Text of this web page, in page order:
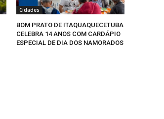
Cidades
BOM PRATO DE ITAQUAQUECETUBA
CELEBRA 14 ANOS COM CARDÁPIO
ESPECIAL DE DIA DOS NAMORADOS